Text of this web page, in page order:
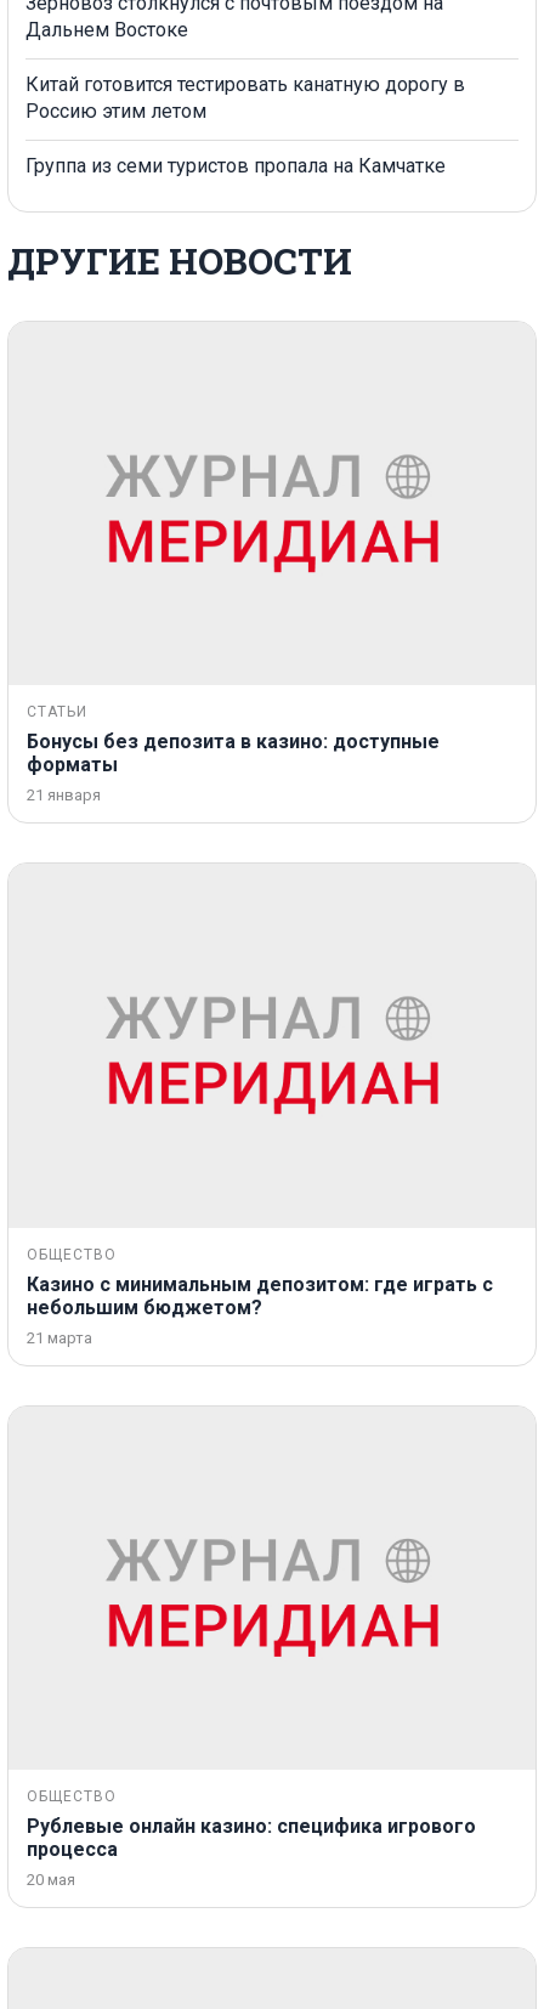
Дальнем Востоке
Китай готовится тестировать канатную дорогу в
Россию этим летом
Группа из семи туристов пропала на Камчатке
ДРУГИЕ НОВОСТИ
СТАТЬИ
Бонусы без депозита в казино: доступные
форматы
21 января
ОБЩЕСТВО
Казино с минимальным депозитом: где играть с
небольшим бюджетом?
21 марта
ОБЩЕСТВО
Рублевые онлайн казино: специфика игрового
процесса
20 мая